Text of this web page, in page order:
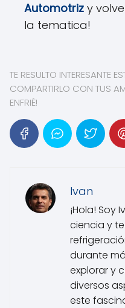
Automotriz y
la tematica!
TE RESULTO INTERESANTE
COMPARTIRLO CON TUS
ENFRIÉ!
Ivan
¡Hola! Soy
ciencia y
durante
explorar y
diversos
este